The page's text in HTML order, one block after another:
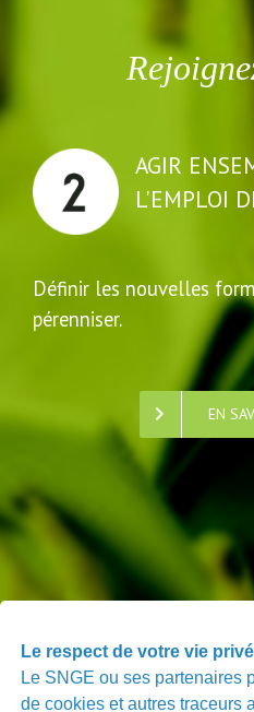
Le respect de votre vie
Le SNGE ou ses partenaires
de cookies et autres traceurs
AGIR
L'EMPLOI
Définir les nouvelles
pérenniser.
EN
PARTAGER
VOS